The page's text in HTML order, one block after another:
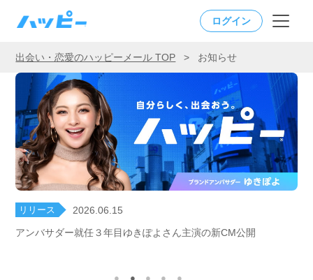
ログイン
出会い・恋愛のハッピーメール TOP > お知らせ
リリース
2026.06.15
アンバサダー就任３年目ゆきぽよさん主演の新CM公開